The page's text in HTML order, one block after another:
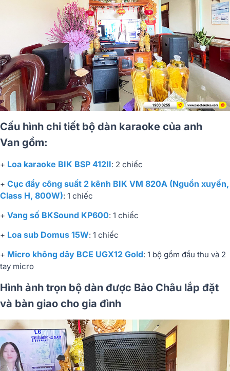
Cấu hình chi tiết bộ dàn karaoke của anh
Van gồm:
+ Loa karaoke BIK BSP 412II: 2 chiếc
+ Cục đẩy công suất 2 kênh BIK VM 820A (Nguồn xuyến,
Class H, 800W): 1 chiếc
+ Vang số BKSound KP600: 1 chiếc
+ Loa sub Domus 15W: 1 chiếc
+ Micro không dây BCE UGX12 Gold: 1 bộ gồm đầu thu và 2
tay micro
Hình ảnh trọn bộ dàn được Bảo Châu lắp đặt
và bàn giao cho gia đình